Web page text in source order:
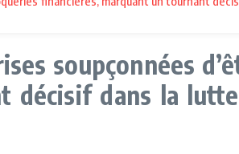
soupçonnées
décisif dans la